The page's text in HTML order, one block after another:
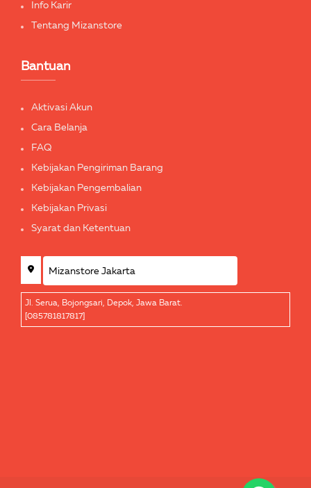
Info Karir
Tentang Mizanstore
Bantuan
Aktivasi Akun
Cara Belanja
FAQ
Kebijakan Pengiriman Barang
Kebijakan Pengembalian
Kebijakan Privasi
Syarat dan Ketentuan
Jl. Serua, Bojongsari, Depok, Jawa Barat.
[085781817817]